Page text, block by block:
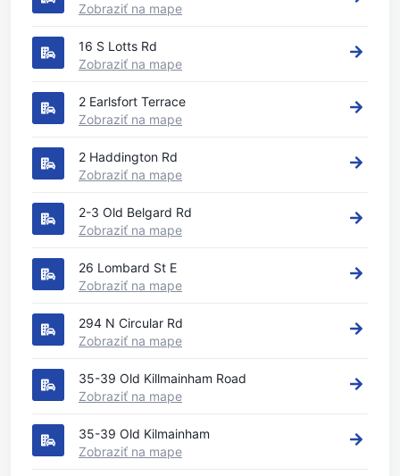
Zobraziť na mape
16 S Lotts Rd
Zobraziť na mape
2 Earlsfort Terrace
Zobraziť na mape
2 Haddington Rd
Zobraziť na mape
2-3 Old Belgard Rd
Zobraziť na mape
26 Lombard St E
Zobraziť na mape
294 N Circular Rd
Zobraziť na mape
35-39 Old Killmainham Road
Zobraziť na mape
35-39 Old Kilmainham
Zobraziť na mape